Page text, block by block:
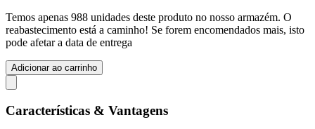
Temos apenas 988 unidades deste produto no nosso armazém. O
reabastecimento está a caminho! Se forem encomendados mais, isto
pode afetar a data de entrega
Adicionar ao carrinho
Características & Vantagens